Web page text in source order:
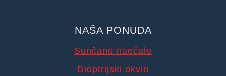
NAŠA PONUDA
Sunčane naočale
Dioptrijski okviri